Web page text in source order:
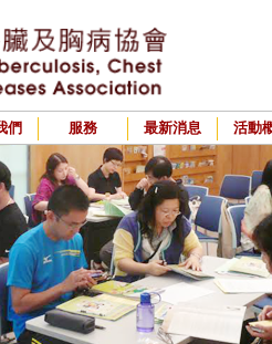
們 服務 最新消息 活動